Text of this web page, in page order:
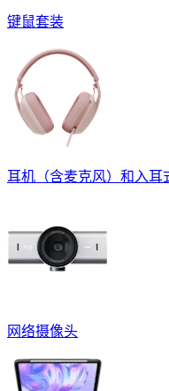
键鼠套装
耳机（含麦克风）和入耳
网络摄像头